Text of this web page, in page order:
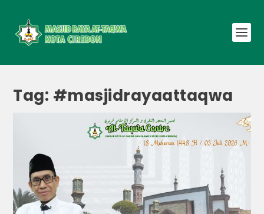
Tag: #masjidrayaattaqwa